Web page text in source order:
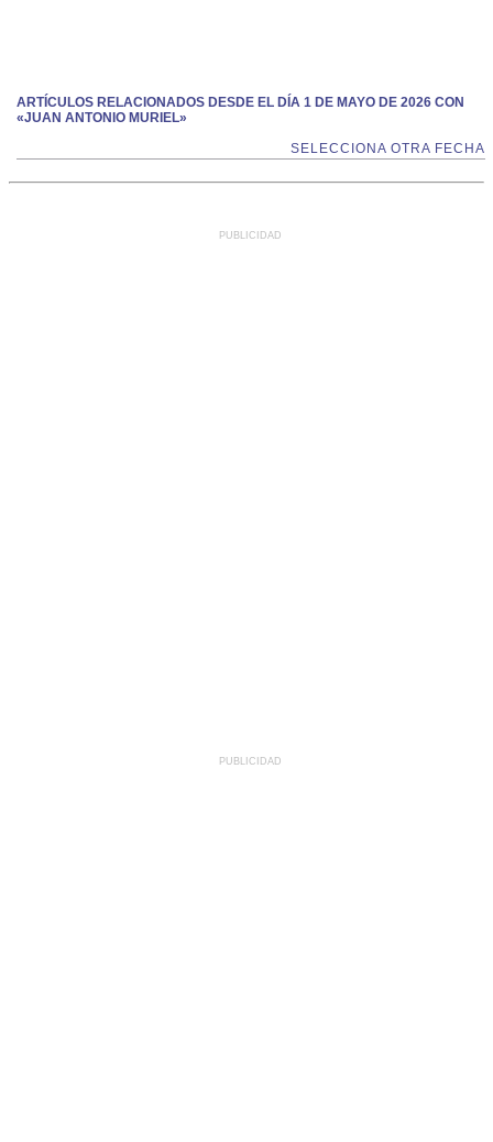
ARTÍCULOS RELACIONADOS DESDE EL DÍA 1 DE MAYO DE 2026 CON
«JUAN ANTONIO MURIEL»
SELECCIONA OTRA FECHA
PUBLICIDAD
PUBLICIDAD